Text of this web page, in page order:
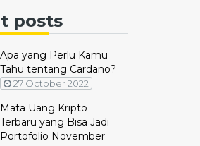
posts
Apa yang Perlu Kamu
Tahu tentang Cardano?
27 October 2022
Mata Uang Kripto
Terbaru yang Bisa Jadi
Portofolio November